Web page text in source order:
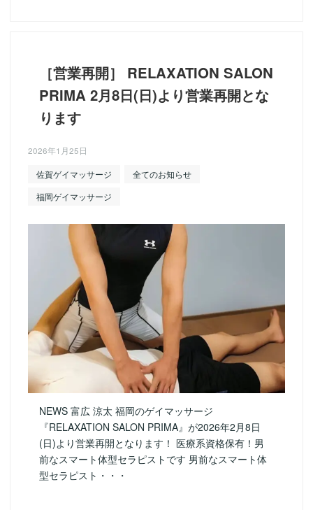
［営業再開］ RELAXATION SALON
PRIMA 2月8日(日)より営業再開とな
ります
2026年1月25日
佐賀ゲイマッサージ
全てのお知らせ
福岡ゲイマッサージ
NEWS 富広 涼太 福岡のゲイマッサージ
『RELAXATION SALON PRIMA』が2026年2月8日
(日)より営業再開となります！ 医療系資格保有！男
前なスマート体型セラピストです 男前なスマート体
型セラピスト・・・